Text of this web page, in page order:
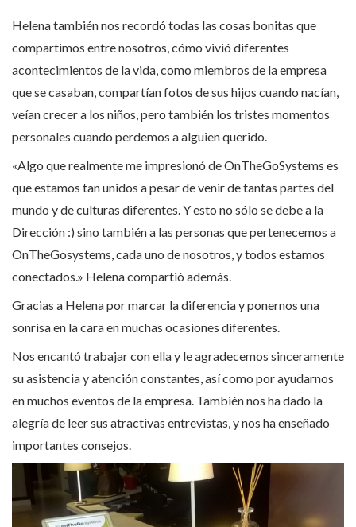
Helena también nos recordó todas las cosas bonitas que
compartimos entre nosotros, cómo vivió diferentes
acontecimientos de la vida, como miembros de la empresa
que se casaban, compartían fotos de sus hijos cuando nacían,
veían crecer a los niños, pero también los tristes momentos
personales cuando perdemos a alguien querido.
«Algo que realmente me impresionó de OnTheGoSystems es
que estamos tan unidos a pesar de venir de tantas partes del
mundo y de culturas diferentes. Y esto no sólo se debe a la
Dirección :) sino también a las personas que pertenecemos a
OnTheGosystems, cada uno de nosotros, y todos estamos
conectados.» Helena compartió además.
Gracias a Helena por marcar la diferencia y ponernos una
sonrisa en la cara en muchas ocasiones diferentes.
Nos encantó trabajar con ella y le agradecemos sinceramente
su asistencia y atención constantes, así como por ayudarnos
en muchos eventos de la empresa. También nos ha dado la
alegría de leer sus atractivas entrevistas, y nos ha enseñado
importantes consejos.